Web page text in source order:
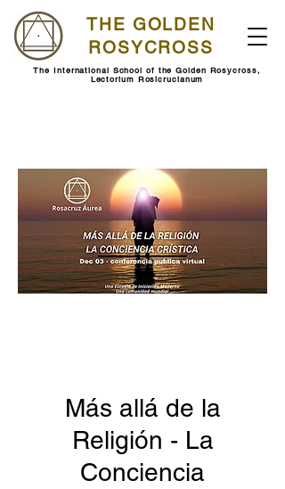
THE GOLDEN
ROSYCROSS
The International School of the Golden Rosycross,
Lectorium Rosicrucianum
Más allá de la
Religión - La
Conciencia